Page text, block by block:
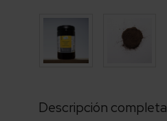
Descripción completa